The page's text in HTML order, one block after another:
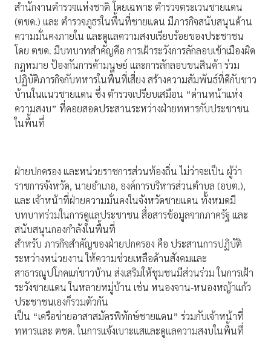
สำนักงานตำรวจแห่งชาติ โดยเฉพาะ ตำรวจตระเวนชายแดน
(ตชด.) และ ตำรวจภูธรในพื้นที่ชายแดน มีภารกิจสนับสนุนด้าน
ความมั่นคงภายใน และดูแลความสงบเรียบร้อยของประชาชน
โดย ตชด. มีบทบาทสำคัญคือ การเฝ้าระวังการลักลอบเข้าเมืองผิด
กฎหมาย ป้องกันการค้ามนุษย์ และการลักลอบขนสินค้า ร่วม
ปฏิบัติภารกิจกับทหารในพื้นที่เสี่ยง สร้างความสัมพันธ์ที่ดีกับชาว
บ้านในแนวชายแดน ซึ่ง ตำรวจเปรียบเสมือน “ด่านหน้าแห่ง
ความสงบ” ที่คอยสอดประสานระหว่างฝ่ายทหารกับประชาชน
ในพื้นที่
ฝ่ายปกครอง และหน่วยราชการส่วนท้องถิ่น ไม่ว่าจะเป็น ผู้ว่า
ราชการจังหวัด, นายอำเภอ, องค์การบริหารส่วนตำบล (อบต.),
และ เจ้าหน้าที่ฝ่ายความมั่นคงในจังหวัดชายแดน ทั้งหมดมี
บทบาทร่วมในการดูแลประชาชน สื่อสารข้อมูลจากภาครัฐ และ
สนับสนุนกองกำลังในพื้นที่
สำหรับ ภารกิจสำคัญของฝ่ายปกครอง คือ ประสานการปฏิบัติ
ระหว่างหน่วยงาน ให้ความช่วยเหลือด้านสังคมและ
สาธารณูปโภคแก่ชาวบ้าน ส่งเสริมให้ชุมชนมีส่วนร่วม ในการเฝ้า
ระวังชายแดน ในหลายหมู่บ้าน เช่น หนองจาน-หนองหญ้าแก้ว
ประชาชนเองก็รวมตัวกัน
เป็น “เครือข่ายอาสาสมัครพิทักษ์ชายแดน” ร่วมกับเจ้าหน้าที่
ทหารและ ตชด. ในการแจ้งเบาะแสและดูแลความสงบในพื้นที่